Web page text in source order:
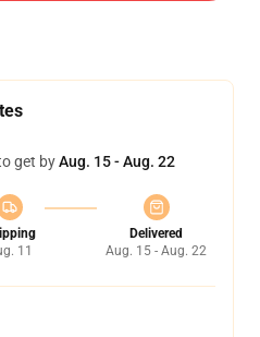
get byAug. 15 - Aug. 22
11
Delivered
Aug. 15 - Aug. 22